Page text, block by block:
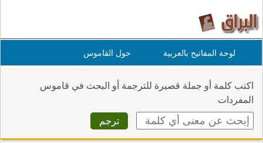
لوحة المفاتيح بالعربية حول القاموس
اكتب كلمة أو جملة قصيرة للترجمة أو البحث في قاموس
المفردات